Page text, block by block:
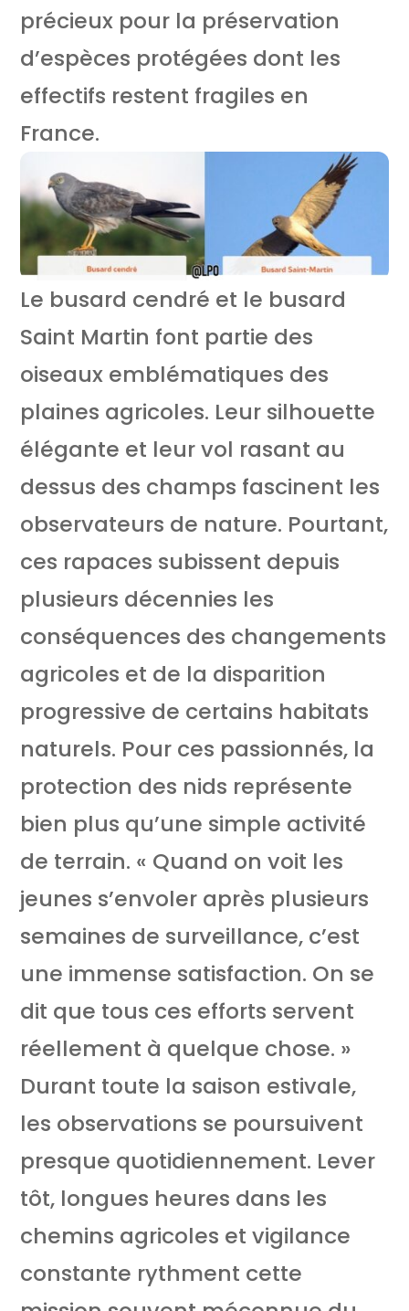
précieux pour la préservation
d’espèces protégées dont les
effectifs restent fragiles en
France.
Le busard cendré et le busard
Saint Martin font partie des
oiseaux emblématiques des
plaines agricoles. Leur silhouette
élégante et leur vol rasant au
dessus des champs fascinent les
observateurs de nature. Pourtant,
ces rapaces subissent depuis
plusieurs décennies les
conséquences des changements
agricoles et de la disparition
progressive de certains habitats
naturels. Pour ces passionnés, la
protection des nids représente
bien plus qu’une simple activité
de terrain. « Quand on voit les
jeunes s’envoler après plusieurs
semaines de surveillance, c’est
une immense satisfaction. On se
dit que tous ces efforts servent
réellement à quelque chose. »
Durant toute la saison estivale,
les observations se poursuivent
presque quotidiennement. Lever
tôt, longues heures dans les
chemins agricoles et vigilance
constante rythment cette